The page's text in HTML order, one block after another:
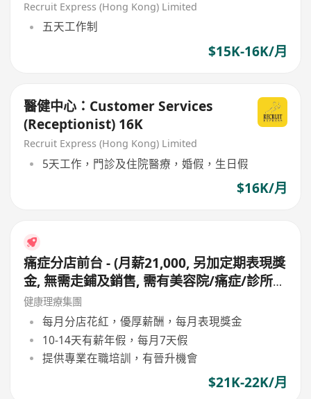
Recruit Express (Hong Kong) Limited
五天工作制
$15K-16K/月
醫健中心：Customer Services
(Receptionist) 16K
Recruit Express (Hong Kong) Limited
5天工作，門診及住院醫療，婚假，生日假
$16K/月
痛症分店前台 - (月薪21,000, 另加定期表現獎
金, 無需走鋪及銷售, 需有美容院/痛症/診所前
台經驗, 性格需外向主動, 待人有禮)
健康理療集團
每月分店花紅，優厚薪酬，每月表現獎金
10-14天有薪年假，每月7天假
提供專業在職培訓，有晉升機會
$21K-22K/月